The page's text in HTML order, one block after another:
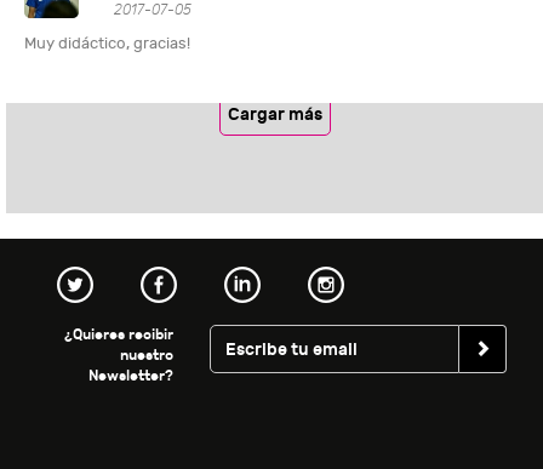
2017-07-05
Muy didáctico, gracias!
Cargar más
¿Quieres recibir
nuestro
Newsletter?